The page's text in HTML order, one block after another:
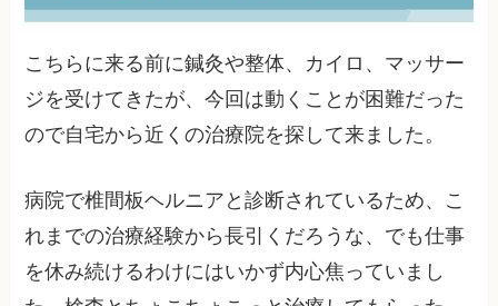
こちらに来る前に鍼灸や整体、カイロ、マッサー
ジを受けてきたが、今回は動くことが困難だった
ので自宅から近くの治療院を探して来ました。
病院で椎間板ヘルニアと診断されているため、こ
れまでの治療経験から長引くだろうな、でも仕事
を休み続けるわけにはいかず内心焦っていまし